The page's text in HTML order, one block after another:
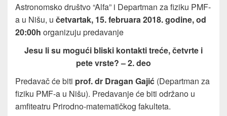
Astronomsko društvo “Alfa” i Departman za fiziku PMF-
a u Nišu, u četvartak, 15. februara 2018. godine, od
20:00h organizuju predavanje
Jesu li su mogući bliski kontakti treće, četvrte i
pete vrste? – 2. deo
Predavač će biti prof. dr Dragan Gajić (Departman za
fiziku PMF-a u Nišu). Predavanje će biti održano u
amfiteatru Prirodno-matematičkog fakulteta.